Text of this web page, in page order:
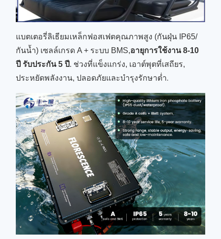
แบตเตอรี่ลิเธียมเหล็กฟอสเฟตคุณภาพสูง (กันฝุ่น IP65/
กันน้ำ) เซลล์เกรด A + ระบบ BMS,อายุการใช้งาน 8-10
ปี รับประกัน 5 ปี. ช่วงที่แข็งแกร่ง, เอาต์พุตที่เสถียร,
ประหยัดพลังงาน, ปลอดภัยและบำรุงรักษาต่ำ.